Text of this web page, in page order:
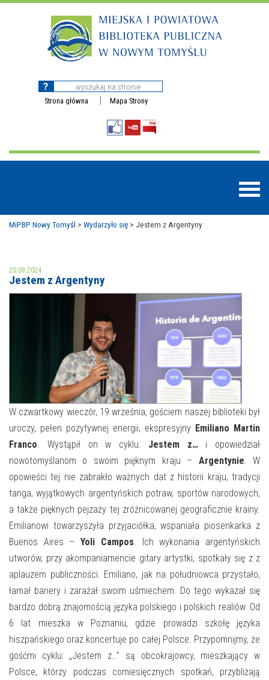
Strona główna Mapa Strony
MOJE KONTO
NAJBLIŻSZE WYDARZENIA
WYDARZENIA BIEŻĄCE
WYDARZYŁO SIĘ
STREFA WIEDZY O REGIONIE
STREFA KOLORU
FORMY STAŁE
NASZE FILIE
POLECANE STRONY
WYDARZENIA KULTURALNE
FOTO
E-INFORMATOR
MiPBP Nowy Tomyśl > Wydarzyło się > Jestem z Argentyny
20.09.2024
Jestem z Argentyny
W czwartkowy wieczór, 19 września, gościem naszej biblioteki był
uroczy, pełen pozytywnej energii, ekspresyjny Emiliano Martin
Franco. Wystąpił on w cyklu: Jestem z…i opowiedział
nowotomyślanom o swoim pięknym kraju – Argentynie. W
opowieści tej nie zabrakło ważnych dat z historii kraju, tradycji
tanga, wyjątkowych argentyńskich potraw, sportów narodowych,
a także pięknych pejzaży tej zróżnicowanej geograficznie krainy.
Emilianowi towarzyszyła przyjaciółka, wspaniała piosenkarka z
Buenos Aires –Yoli Campos. Ich wykonania argentyńskich
utworów, przy akompaniamencie gitary artystki, spotkały się z z
aplauzem publiczności. Emiliano, jak na południowca przystało,
łamał bariery i zarażał swoim uśmiechem. Do tego wykazał się
bardzo dobrą znajomością języka polskiego i polskich realiów. Od
6 lat mieszka w Poznaniu, gdzie prowadzi szkołę języka
hiszpańskiego oraz koncertuje po całej Polsce. Przypomnijmy, że
gośćmi cyklu: „Jestem z…” są obcokrajowcy, mieszkający w
Polsce, którzy podczas comiesięcznych spotkań, przybliżają